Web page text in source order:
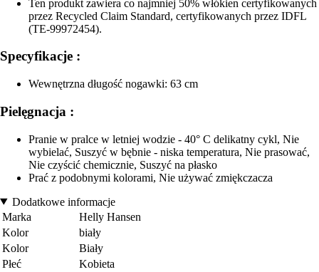
Ten produkt zawiera co najmniej 50% włókien certyfikowanych
przez Recycled Claim Standard, certyfikowanych przez IDFL
(TE-99972454).
Specyfikacje :
Wewnętrzna długość nogawki: 63 cm
Pielęgnacja :
Pranie w pralce w letniej wodzie - 40° C delikatny cykl, Nie
wybielać, Suszyć w bębnie - niska temperatura, Nie prasować,
Nie czyścić chemicznie, Suszyć na płasko
Prać z podobnymi kolorami, Nie używać zmiękczacza
Dodatkowe informacje
Marka
Helly Hansen
Kolor
biały
Kolor
Biały
Płeć
Kobieta